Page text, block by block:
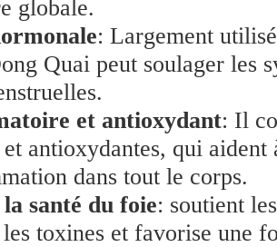
globale.
: Largement
Quai peut soulager les
et antioxydant: Il
antioxydantes, qui
dans tout le corps.
santé du foie: soutient
toxines et favorise une